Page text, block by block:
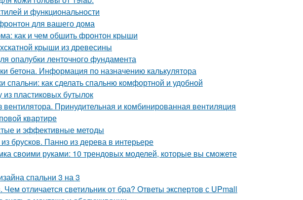
и функциональности
для вашего дома
как и чем обшить фронтон крыши
крыши из древесины
опалубки ленточного фундамента
бетона. Информация по назначению калькулятора
спальни: как сделать спальню комфортной и удобной
пластиковых бутылок
Принудительная и комбинированная вентиляция
квартире
и эффективные методы
брусков. Панно из дерева в интерьере
своими руками: 10 трендовых моделей, которые вы сможете
спальни 3 на 3
отличается светильник от бра? Ответы экспертов с UPmall